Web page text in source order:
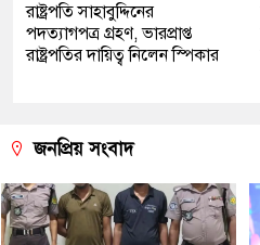
রাষ্ট্রপতি সাহাবুদ্দিনের
পদত্যাগপত্র গ্রহণ, ভারপ্রাপ্ত
রাষ্ট্রপতির দায়িত্ব নিলেন স্পিকার
জনপ্রিয় সংবাদ